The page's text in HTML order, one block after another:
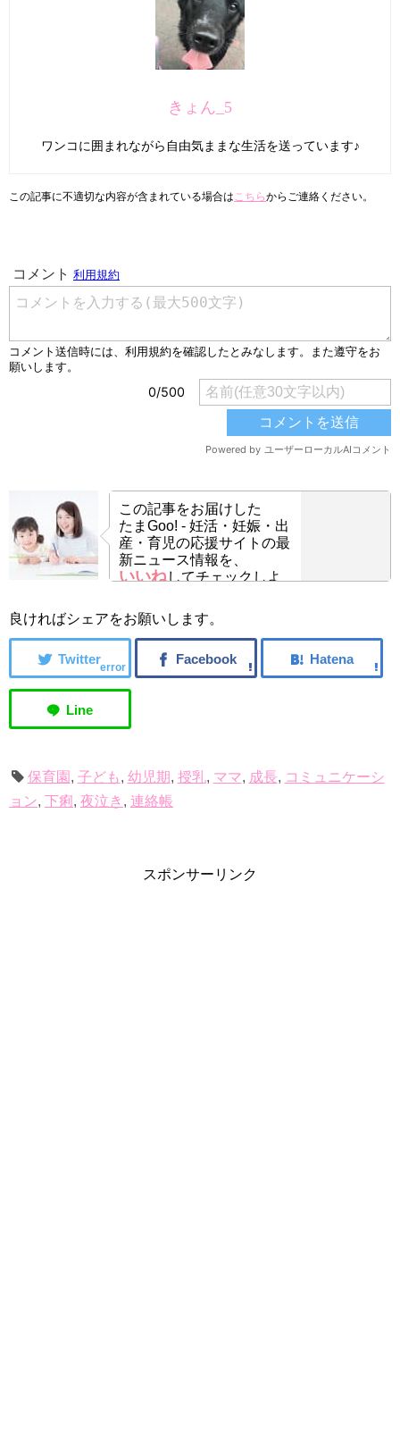
きょん_5
ワンコに囲まれながら自由気ままな生活を送っています♪
この記事に不適切な内容が含まれている場合はこちらからご連絡ください。
この記事をお届けした
たまGoo! - 妊活・妊娠・出
産・育児の応援サイトの最
新ニュース情報を、
いいねしてチェックしよ
良ければシェアをお願いします。
error
保育園 , 子ども, 幼児期, 授乳, ママ, 成長, コミュニケーシ
ョン, 下痢 , 夜泣き , 連絡帳
スポンサーリンク